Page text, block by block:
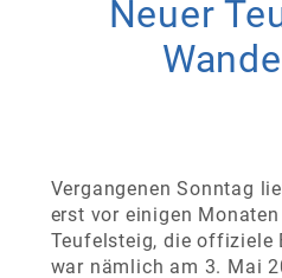
Neuer
Vergangenen Sonntag
erst vor einigen
Teufelsteig, die offiziele
war nämlich am 3. Mai